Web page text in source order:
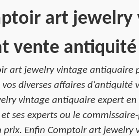
art jewelry
vente antiquité
art jewelry vintage
vos diverses affaires
vintage antiquaire expert
ses experts ou le
prix. Enfin Comptoir art